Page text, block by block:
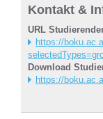
Kontakt &
URL
https://
Download
https://